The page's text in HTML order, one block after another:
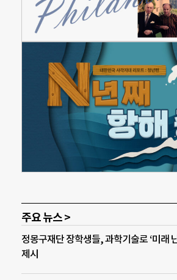
주요 뉴스 >
정몽구재단 장학생들, 과학기술로 ‘미래
제시